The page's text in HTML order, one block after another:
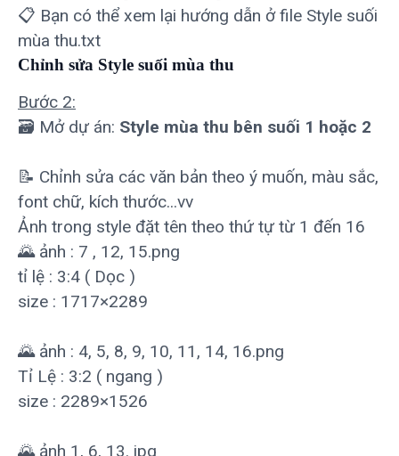
📋 Bạn có thể xem lại hướng dẫn ở file Style suối
mùa thu.txt
Chỉnh sửa Style suối mùa thu
Bước 2:
🗃 Mở dự án: Style mùa thu bên suối 1 hoặc 2
📝 Chỉnh sửa các văn bản theo ý muốn, màu sắc,
font chữ, kích thước...vv
Ảnh trong style đặt tên theo thứ tự từ 1 đến 16
🌄 ảnh : 7 , 12, 15.png
tỉ lệ : 3:4 ( Dọc )
size : 1717×2289
🌄 ảnh : 4, 5, 8, 9, 10, 11, 14, 16.png
Tỉ Lệ : 3:2 ( ngang )
size : 2289×1526
🌄 ảnh 1, 6, 13. jpg